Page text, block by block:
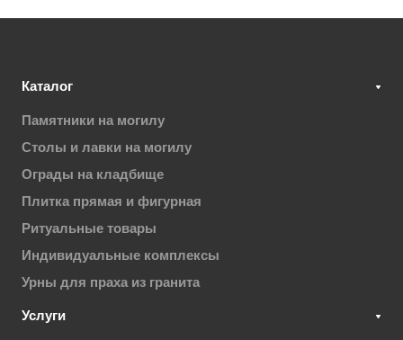
Каталог
Памятники на могилу
Столы и лавки на могилу
Ограды на кладбище
Плитка прямая и фигурная
Ритуальные товары
Индивидуальные комплексы
Урны для праха из гранита
Услуги